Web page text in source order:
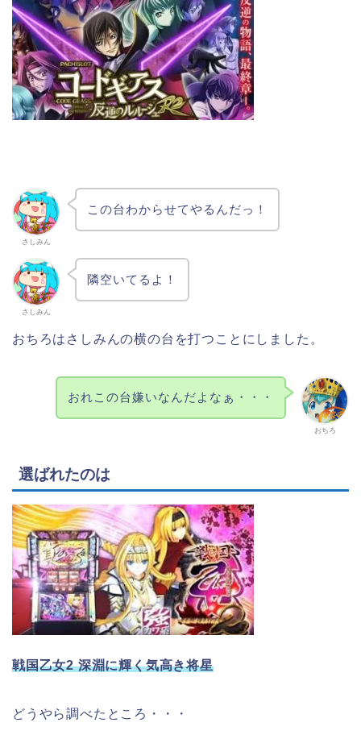
さしみん
この台わからせてやるんだっ！
さしみん
隣空いてるよ！
おちろはさしみんの横の台を打つことにしました。
おちろ
おれこの台嫌いなんだよなぁ・・・
選ばれたのは
戦国乙女2 深淵に輝く気高き将星
どうやら調べたところ・・・